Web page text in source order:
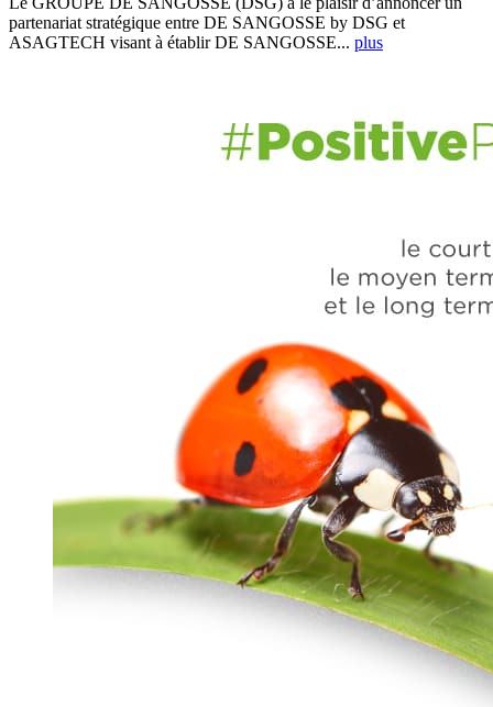
partenariat stratégique entre DE SANGOSSE by DSG et
ASAGTECH visant à établir DE SANGOSSE... plus